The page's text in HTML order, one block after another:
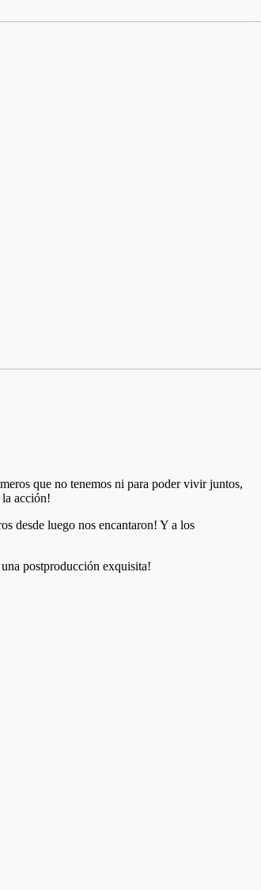
que no tenemos ni para poder vivir juntos,
la acción!
desde luego nos encantaron! Y a los
postproducción exquisita!